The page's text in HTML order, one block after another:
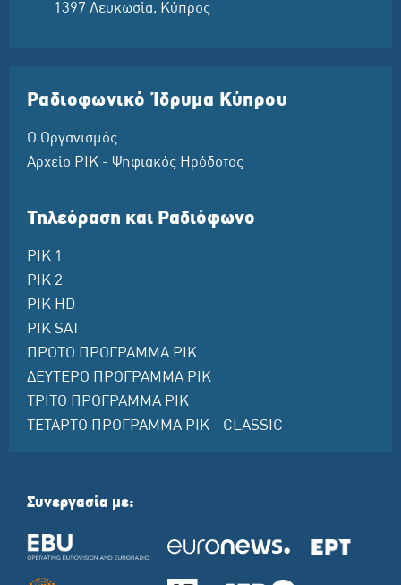
1397 Λευκωσία, Κύπρος
Ραδιοφωνικό Ίδρυμα Κύπρου
Ο Οργανισμός
Αρχείο ΡΙΚ - Ψηφιακός Ηρόδοτος
Τηλεόραση και Ραδιόφωνο
ΡΙΚ 1
ΡΙΚ 2
ΡΙΚ HD
ΡΙΚ SAT
ΠΡΩΤΟ ΠΡΟΓΡΑΜΜΑ ΡΙΚ
ΔΕΥΤΕΡΟ ΠΡΟΓΡΑΜΜΑ ΡΙΚ
ΤΡΙΤΟ ΠΡΟΓΡΑΜΜΑ ΡΙΚ
ΤΕΤΑΡΤΟ ΠΡΟΓΡΑΜΜΑ ΡΙΚ - CLASSIC
Συνεργασία με: